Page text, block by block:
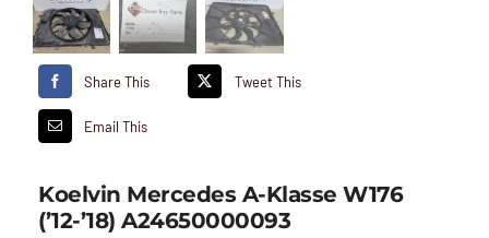
Share This Tweet This
Email This
Koelvin Mercedes A-Klasse W176
(’12-’18) A24650000093